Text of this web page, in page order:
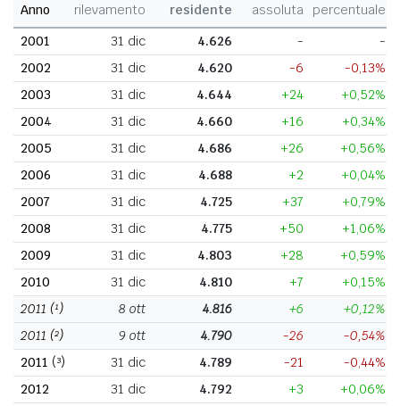
Anno
rilevamento
residente
assoluta
percentuale
2001
31 dic 4.626 -
-
2002
31 dic 4.620 -6
-0,13%
2003
31 dic 4.644 +24
+0,52%
2004
31 dic 4.660 +16
+0,34%
2005
31 dic 4.686 +26
+0,56%
2006
31 dic 4.688 +2
+0,04%
2007
31 dic 4.725 +37
+0,79%
2008
31 dic 4.775 +50
+1,06%
2009
31 dic 4.803 +28
+0,59%
2010
31 dic 4.810 +7
+0,15%
2011 (¹) 8 ott 4.816 +6
+0,12%
2011 (²) 9 ott 4.790 -26
-0,54%
2011 (³) 31 dic 4.789 -21
-0,44%
2012
31 dic 4.792 +3
+0,06%